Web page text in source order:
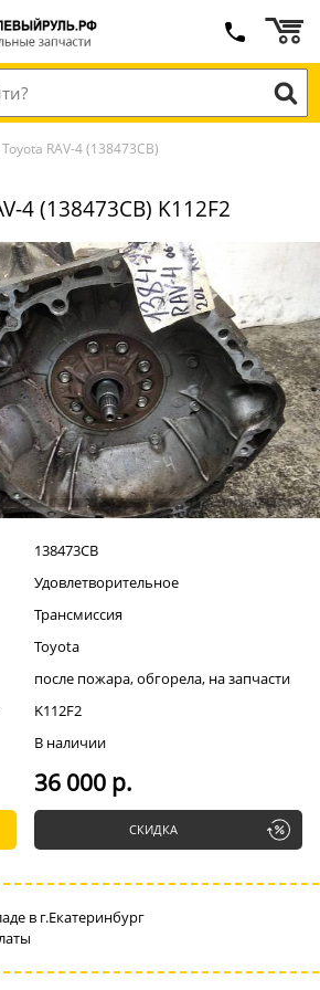
RAV-4 (138473СВ)
4 (138473СВ) K112F2
138473СВ
Удовлетворительное
Трансмиссия
Toyota
после пожара, обгорела, на запчасти
K112F2
В наличии
36 000 р.
СКИДКА
в г.Екатеринбург